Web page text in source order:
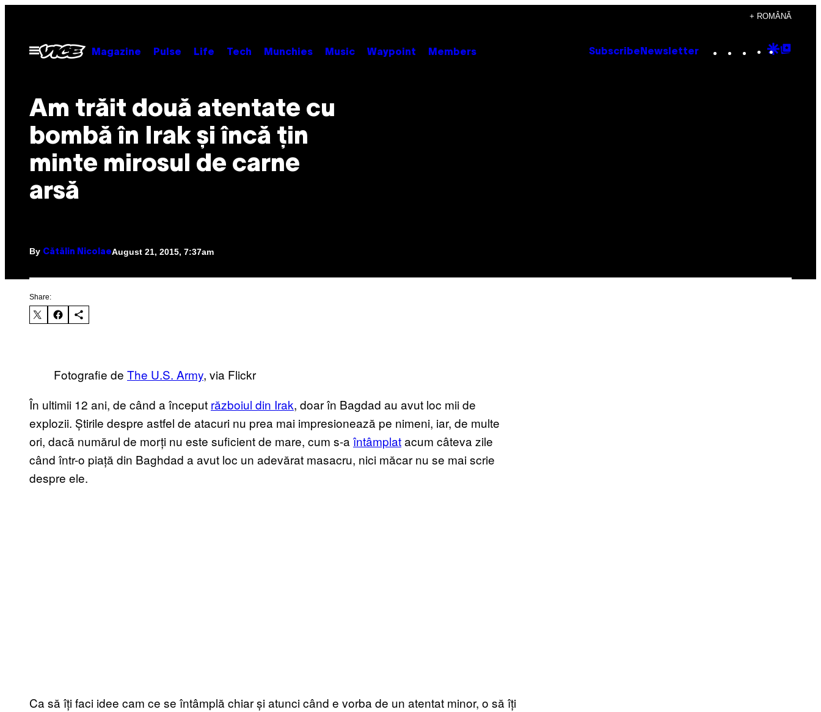
content
+ ROMÂNĂ
Open
Menu
Magazine Pulse Life Tech Munchies Music Waypoint Members Subscribe Newsletter Instagram
TikTok
YouTube
Google
Am trăit două atentate cu
bombă în Irak și încă țin
minte mirosul de carne
arsă
By Cătălin NicolaeAugust 21, 2015, 7:37am
Share:
Fotografie de The U.S. Army, via Flickr
În ultimii 12 ani, de când a început războiul din Irak, doar în Bagdad au avut loc mii de
explozii. Știrile despre astfel de atacuri nu prea mai impresionează pe nimeni, iar, de multe
ori, dacă numărul de morți nu este suficient de mare, cum s-a întâmplatacum câteva zile
când într-o piață din Baghdad a avut loc un adevărat masacru, nici măcar nu se mai scrie
despre ele.
Ca să îți faci idee cam ce se întâmplă chiar și atunci când e vorba de un atentat minor, o să îți